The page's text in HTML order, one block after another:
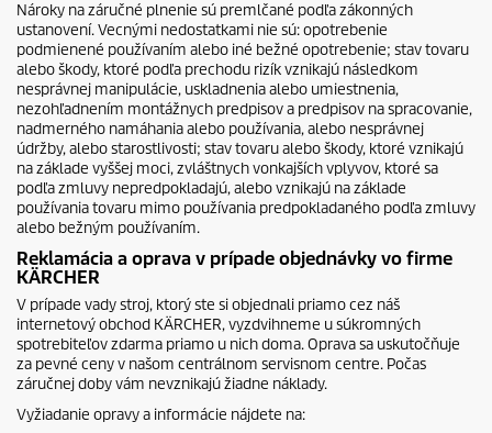
Nároky na záručné plnenie sú premlčané podľa zákonných
ustanovení. Vecnými nedostatkami nie sú: opotrebenie
podmienené používaním alebo iné bežné opotrebenie; stav tovaru
alebo škody, ktoré podľa prechodu rizík vznikajú následkom
nesprávnej manipulácie, uskladnenia alebo umiestnenia,
nezohľadnením montážnych predpisov a predpisov na spracovanie,
nadmerného namáhania alebo používania, alebo nesprávnej
údržby, alebo starostlivosti; stav tovaru alebo škody, ktoré vznikajú
na základe vyššej moci, zvláštnych vonkajších vplyvov, ktoré sa
podľa zmluvy nepredpokladajú, alebo vznikajú na základe
používania tovaru mimo používania predpokladaného podľa zmluvy
alebo bežným používaním.
Reklamácia a oprava v prípade objednávky vo firme
KÄRCHER
V prípade vady stroj, ktorý ste si objednali priamo cez náš
internetový obchod KÄRCHER, vyzdvihneme u súkromných
spotrebiteľov zdarma priamo u nich doma. Oprava sa uskutočňuje
za pevné ceny v našom centrálnom servisnom centre. Počas
záručnej doby vám nevznikajú žiadne náklady.
Vyžiadanie opravy a informácie nájdete na: